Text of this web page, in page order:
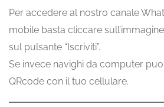
Per accedere al nostro canale
mobile basta cliccare
sul pulsante “Iscriviti”.
Se invece navighi da computer
QRcode con il tuo cellulare.